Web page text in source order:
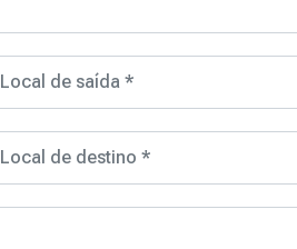
Local de saída *
Local de destino *